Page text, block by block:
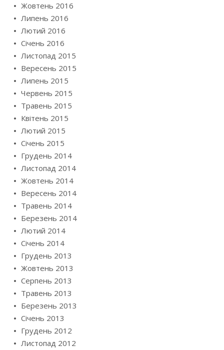
Жовтень 2016
Липень 2016
Лютий 2016
Січень 2016
Листопад 2015
Вересень 2015
Липень 2015
Червень 2015
Травень 2015
Квітень 2015
Лютий 2015
Січень 2015
Грудень 2014
Листопад 2014
Жовтень 2014
Вересень 2014
Травень 2014
Березень 2014
Лютий 2014
Січень 2014
Грудень 2013
Жовтень 2013
Серпень 2013
Травень 2013
Березень 2013
Січень 2013
Грудень 2012
Листопад 2012